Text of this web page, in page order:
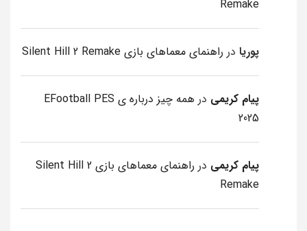
Remake
پوریا در راهنمای معماهای بازی Silent Hill 2 Remake
پیام کریمی در
همه چیز درباره ی EFootball PES
2025
پیام کریمی در
راهنمای معماهای بازی Silent Hill 2
Remake